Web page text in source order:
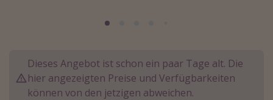
Krabi Urlaub
Tulum Urlaub
Dieses Angebot ist schon ein paar Tage alt. Die
hier angezeigten Preise und Verfügbarkeiten
können von den jetzigen abweichen.